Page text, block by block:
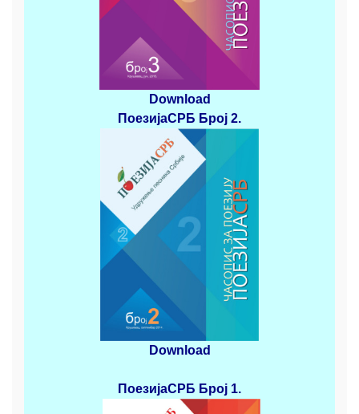
Download
ПоезијаСРБ Број 2.
Download
ПоезијаСРБ Број 1.